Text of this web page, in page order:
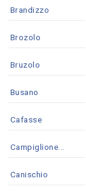
Brandizzo
Brozolo
Bruzolo
Busano
Cafasse
Campiglione...
Canischio